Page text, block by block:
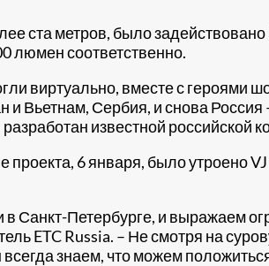
ста метров, было
люмен соответственно.
виртуально, вместе с героями
Вьетнам, Сербия, и снова
известной российской
6 января, было утроено
Петербурге, и выражаем
ETC Russia. – Не смотря на
знаем, что можем